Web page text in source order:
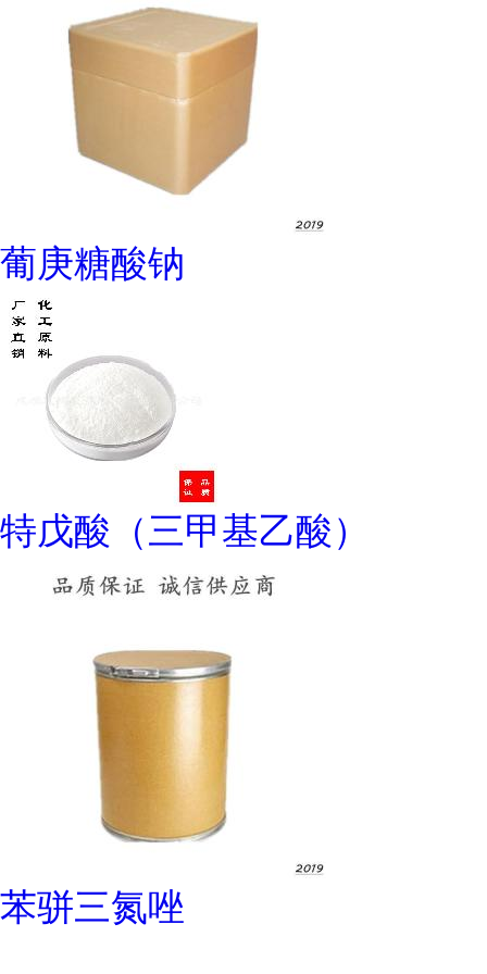
葡庚糖酸钠
特戊酸（三甲基乙酸）
苯骈三氮唑